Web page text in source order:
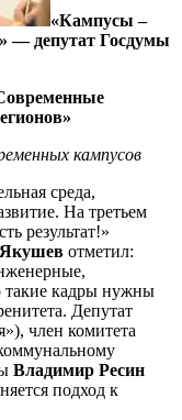
«Кампусы –
— депутат Госдумы
кампусов
среда,
На третьем
результат!»
отметил:
кадры нужны
Депутат
член комитета
Владимир Ресин
подход к